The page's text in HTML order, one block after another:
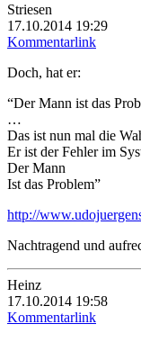
Striesen
17.10.2014 19:29
Kommentarlink
Doch, hat er:
“Der Mann ist das
…
Das ist nun mal die
Er ist der Fehler im
Der Mann
Ist das Problem”
http://
Nachtragend und
Heinz
17.10.2014 19:58
Kommentarlink